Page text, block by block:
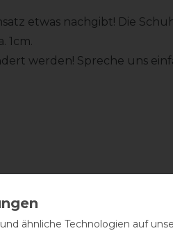
etwas nachgibt! Die
1cm.
werden! Spreche uns
ist eine regelmäßige
mit einem feuchten Tuch
ähnliche Technologien auf